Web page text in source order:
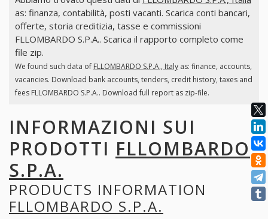
as: finanza, contabilità, posti vacanti. Scarica conti bancari,
offerte, storia creditizia, tasse e commissioni
FLLOMBARDO S.P.A.. Scarica il rapporto completo come
file zip.
We found such data of FLLOMBARDO S.P.A., Italyas: finance, accounts,
vacancies. Download bank accounts, tenders, credit history, taxes and
fees FLLOMBARDO S.P.A.. Download full report as zip-file.
INFORMAZIONI SUI
PRODOTTI FLLOMBARDO
S.P.A.
PRODUCTS INFORMATION
FLLOMBARDO S.P.A.